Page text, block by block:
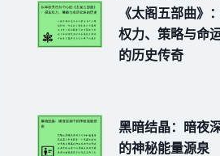
《太阁五部曲》
权力、策略与命
的历史传奇
黑暗结晶：暗夜
的神秘能量源泉